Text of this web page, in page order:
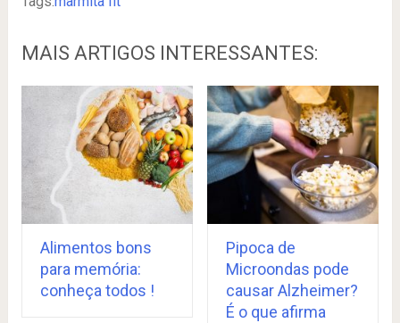
MAIS ARTIGOS INTERESSANTES:
Alimentos bons
para memória:
conheça todos !
Pipoca de
Microondas pode
causar Alzheimer?
É o que afirma